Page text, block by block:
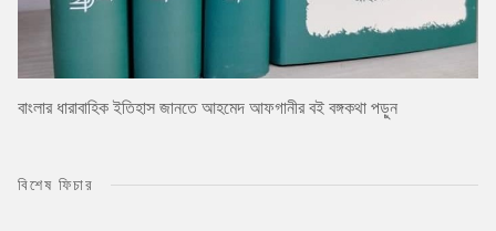
বাংলার ধারাবাহিক ইতিহাস জানতে আহমেদ আফগানীর বই বঙ্গকথা পড়ুন
বিশেষ ফিচার